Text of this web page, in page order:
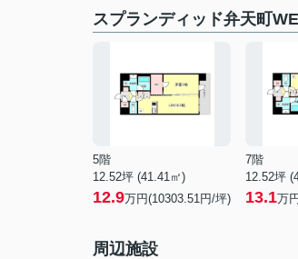
スプランディッド弁天町
5階
12.52坪 (41.41㎡)
12.9万円(10303.51円/坪)
7階
12.52坪
13.1万
周辺施設